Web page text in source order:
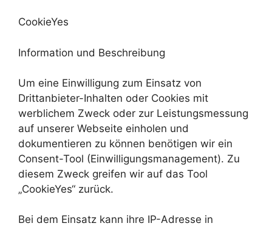
CookieYes
Information und Beschreibung
Um eine Einwilligung zum Einsatz von
Drittanbieter-Inhalten oder Cookies mit
werblichem Zweck oder zur Leistungsmessung
auf unserer Webseite einholen und
dokumentieren zu können benötigen wir ein
Consent-Tool (Einwilligungsmanagement). Zu
diesem Zweck greifen wir auf das Tool
„CookieYes“ zurück.
Bei dem Einsatz kann ihre IP-Adresse in